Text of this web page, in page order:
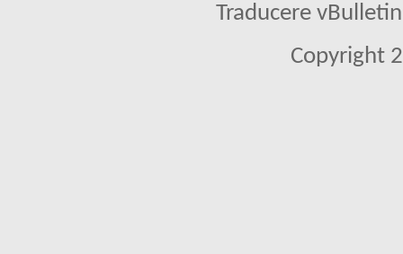
Traducere
Copyright